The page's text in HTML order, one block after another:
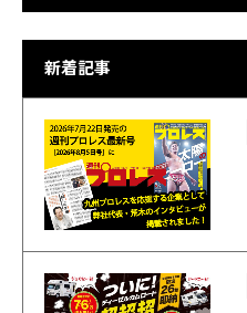
新着記事